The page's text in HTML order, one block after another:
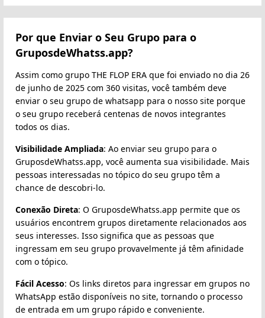
Por que Enviar o Seu Grupo para o
GruposdeWhatss.app?
Assim como grupo THE FLOP ERA que foi enviado no dia 26
de junho de 2025 com 360 visitas, você também deve
enviar o seu grupo de whatsapp para o nosso site porque
o seu grupo receberá centenas de novos integrantes
todos os dias.
Visibilidade Ampliada: Ao enviar seu grupo para o
GruposdeWhatss.app, você aumenta sua visibilidade. Mais
pessoas interessadas no tópico do seu grupo têm a
chance de descobri-lo.
Conexão Direta: O GruposdeWhatss.app permite que os
usuários encontrem grupos diretamente relacionados aos
seus interesses. Isso significa que as pessoas que
ingressam em seu grupo provavelmente já têm afinidade
com o tópico.
Fácil Acesso: Os links diretos para ingressar em grupos no
WhatsApp estão disponíveis no site, tornando o processo
de entrada em um grupo rápido e conveniente.